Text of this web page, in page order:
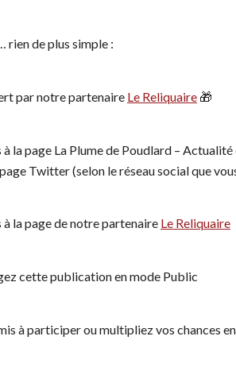
rien de plus simple :
par notre partenaire Le Reliquaire 🎁
à la page La Plume de Poudlard –
Twitter (selon le réseau social que
à la page de notre partenaire Le Reliquaire
cette publication en mode Public
à participer ou multipliez vos chances